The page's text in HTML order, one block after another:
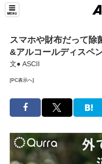
スマホや財布だって除
&アルコールディスペ
文● ASCII
[PC表示へ]